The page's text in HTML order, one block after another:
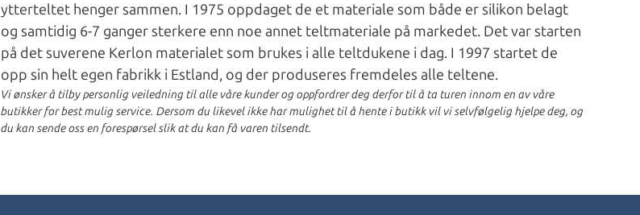
ytterteltet henger sammen. I 1975 oppdaget de et materiale som både er silikon belagt
og samtidig 6-7 ganger sterkere enn noe annet teltmateriale på markedet. Det var starten
på det suverene Kerlon materialet som brukes i alle teltdukene i dag. I 1997 startet de
opp sin helt egen fabrikk i Estland, og der produseres fremdeles alle teltene.
Vi ønsker å tilby personlig veiledning til alle våre kunder og oppfordrer deg derfor til å ta turen innom en av våre
butikker for best mulig service. Dersom du likevel ikke har mulighet til å hente i butikk vil vi selvfølgelig hjelpe deg, og
du kan sende oss en forespørsel slik at du kan få varen tilsendt.